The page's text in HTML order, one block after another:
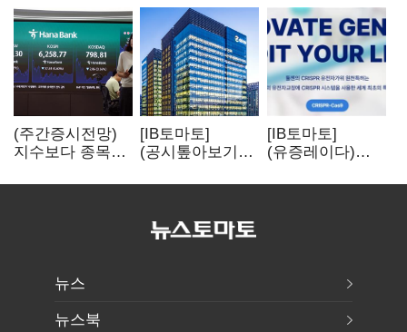
(주간증시전망)
지수보다 종목…
이어진다
[IB토마토]
(공시톺아보기)
바로 매출로
[IB토마토]
(유증레이다)
3분의 1 토막…
뉴스
뉴스북